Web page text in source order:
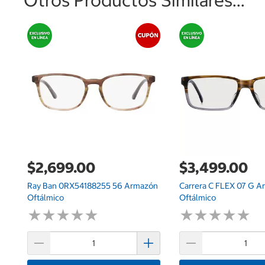
$2,699.00
Ray Ban 0RX54188255 56 Armazón
Oftálmico
★★★★★
★★★★★
$3,499.00
Carrera C FLEX 07 G
Oftálmico
★★★★★
★★★★★